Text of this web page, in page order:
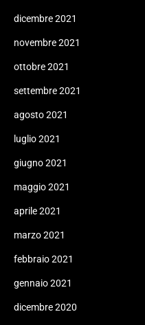
dicembre 2021
novembre 2021
ottobre 2021
settembre 2021
agosto 2021
luglio 2021
giugno 2021
maggio 2021
aprile 2021
marzo 2021
febbraio 2021
gennaio 2021
dicembre 2020